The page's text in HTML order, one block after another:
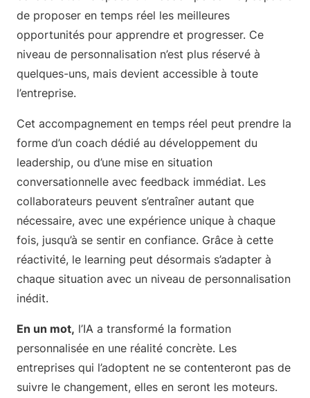
de proposer en temps réel les meilleures
opportunités pour apprendre et progresser. Ce
niveau de personnalisation n’est plus réservé à
quelques-uns, mais devient accessible à toute
l’entreprise.
Cet accompagnement en temps réel peut prendre la
forme d’un coach dédié au développement du
leadership, ou d’une mise en situation
conversationnelle avec feedback immédiat. Les
collaborateurs peuvent s’entraîner autant que
nécessaire, avec une expérience unique à chaque
fois, jusqu’à se sentir en confiance. Grâce à cette
réactivité, le learning peut désormais s’adapter à
chaque situation avec un niveau de personnalisation
inédit.
En un mot, l’IA a transformé la formation
personnalisée en une réalité concrète. Les
entreprises qui l’adoptent ne se contenteront pas de
suivre le changement, elles en seront les moteurs.